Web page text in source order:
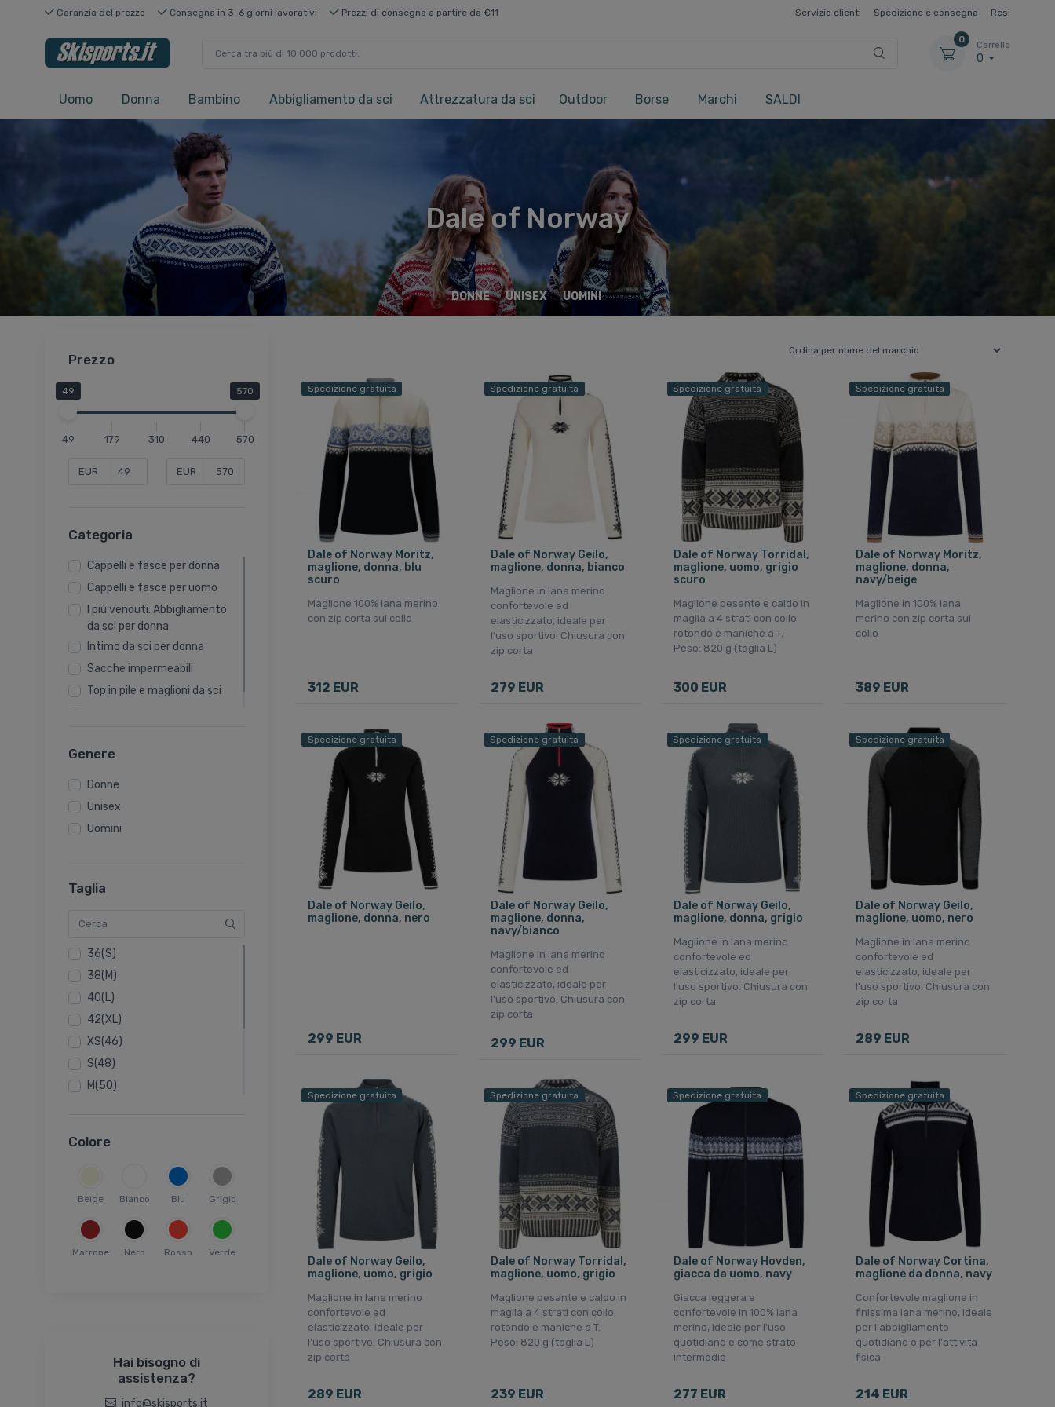
Garanzia del prezzo Consegna in 3-6 giorni lavorativi Prezzi di consegna a partire da €11 Servizio clienti Spedizione e consegna Resi
0
Carrello
0
Uomo Donna Bambino Abbigliamento da sci Attrezzatura da sci Outdoor Borse Marchi SALDI
Dale of Norway
DONNE UNISEX UOMINI
Prezzo
49 570
49 179 310 440 570
EUR EUR
Categoria
Cappelli e fasce per donna
Cappelli e fasce per uomo
I più venduti: Abbigliamento
da sci per donna
Intimo da sci per donna
Sacche impermeabili
Top in pile e maglioni da sci
Genere
Donne
Unisex
Uomini
Taglia
36(S)
38(M)
40(L)
42(XL)
XS(46)
S(48)
M(50)
54
Onesize
Colore
Beige Bianco Blu Grigio
Marrone Nero Rosso Verde
Hai bisogno di
assistenza?
info@skisports.it
Spedizione gratuita
Dale of Norway Moritz,
maglione, donna, blu
scuro
Maglione 100% lana merino
con zip corta sul collo
312 EUR
Spedizione gratuita
Dale of Norway Geilo,
maglione, donna, bianco
Maglione in lana merino
confortevole ed
elasticizzato, ideale per
l'uso sportivo. Chiusura con
zip corta
279 EUR
Spedizione gratuita
Dale of Norway Torridal,
maglione, uomo, grigio
scuro
Maglione pesante e caldo in
maglia a 4 strati con collo
rotondo e maniche a T.
Peso: 820 g (taglia L)
300 EUR
Spedizione gratuita
Dale of Norway Moritz,
maglione, donna,
navy/beige
Maglione in 100% lana
merino con zip corta sul
collo
389 EUR
Spedizione gratuita
Dale of Norway Geilo,
maglione, donna, nero
299 EUR
Spedizione gratuita
Dale of Norway Geilo,
maglione, donna,
navy/bianco
Maglione in lana merino
confortevole ed
elasticizzato, ideale per
l'uso sportivo. Chiusura con
zip corta
299 EUR
Spedizione gratuita
Dale of Norway Geilo,
maglione, donna, grigio
Maglione in lana merino
confortevole ed
elasticizzato, ideale per
l'uso sportivo. Chiusura con
zip corta
299 EUR
Spedizione gratuita
Dale of Norway Geilo,
maglione, uomo, nero
Maglione in lana merino
confortevole ed
elasticizzato, ideale per
l'uso sportivo. Chiusura con
zip corta
289 EUR
Spedizione gratuita
Dale of Norway Geilo,
maglione, uomo, grigio
Maglione in lana merino
confortevole ed
elasticizzato, ideale per
l'uso sportivo. Chiusura con
zip corta
289 EUR
Spedizione gratuita
Dale of Norway Torridal,
maglione, uomo, grigio
Maglione pesante e caldo in
maglia a 4 strati con collo
rotondo e maniche a T.
Peso: 820 g (taglia L)
239 EUR
Spedizione gratuita
Dale of Norway Hovden,
giacca da uomo, navy
Giacca leggera e
confortevole in 100% lana
merino, ideale per l'uso
quotidiano e come strato
intermedio
277 EUR
Spedizione gratuita
Dale of Norway Cortina,
maglione da donna, navy
Confortevole maglione in
finissima lana merino, ideale
per l'abbigliamento
quotidiano o per l'attività
fisica
214 EUR